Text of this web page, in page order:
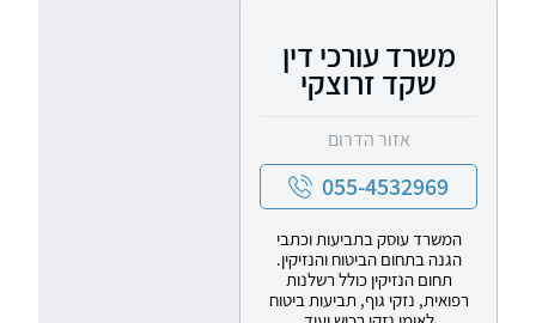
משרד עורכי דין
שקד זרוצקי
אזור הדרום
055-4532969
המשרד עוסק בתביעות וכתבי
הגנה בתחום הביטוח והנזיקין.
תחום הנזיקין כולל רשלנות
רפואית, נזקי גוף, תביעות ביטוח